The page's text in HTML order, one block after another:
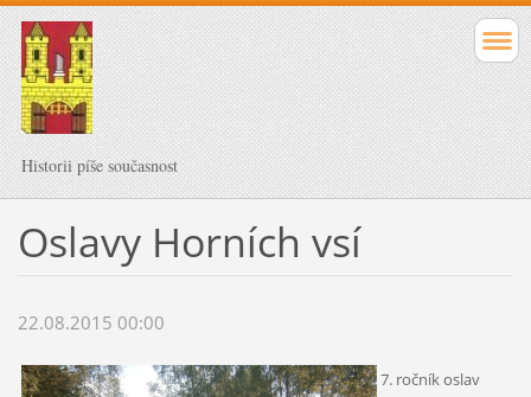
Historii píše současnost
Oslavy Horních vsí
22.08.2015 00:00
7. ročník oslav